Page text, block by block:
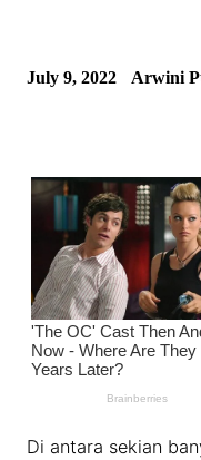
July 9, 2022 Arwini
Di antara sekian